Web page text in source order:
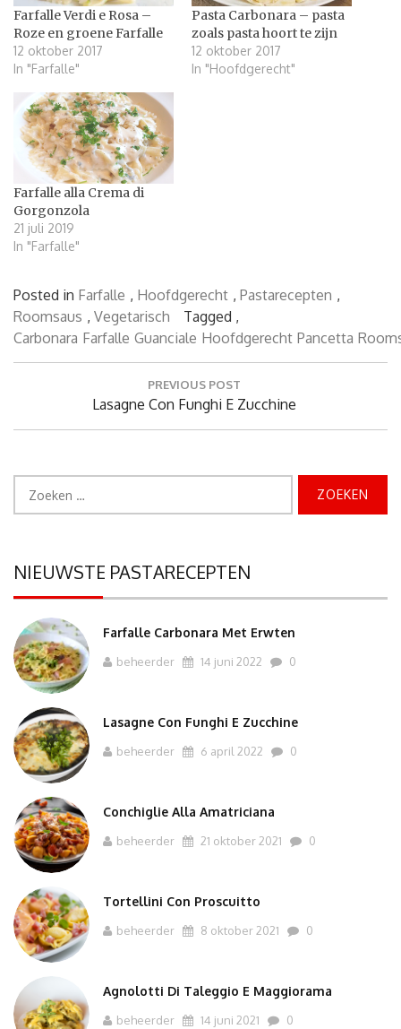
Farfalle Verdi e Rosa –
Roze en groene Farfalle
12 oktober 2017
In "Farfalle"
Pasta Carbonara – pasta
zoals pasta hoort te zijn
12 oktober 2017
In "Hoofdgerecht"
Farfalle alla Crema di
Gorgonzola
21 juli 2019
In "Farfalle"
Posted in Farfalle , Hoofdgerecht , Pastarecepten ,
Roomsaus , Vegetarisch
Tagged ,
Carbonara Farfalle Guanciale Hoofdgerecht Pancetta
PREVIOUS POST
Previous
Post:
Lasagne Con Funghi E Zucchine
NIEUWSTE PASTARECEPTEN
Farfalle Carbonara Met Erwten
beheerder 14 juni 2022 0
Lasagne Con Funghi E Zucchine
beheerder 6 april 2022 0
Conchiglie Alla Amatriciana
beheerder 21 oktober 2021 0
Tortellini Con Proscuitto
beheerder 8 oktober 2021 0
Agnolotti Di Taleggio E Maggiorama
beheerder 14 juni 2021 0